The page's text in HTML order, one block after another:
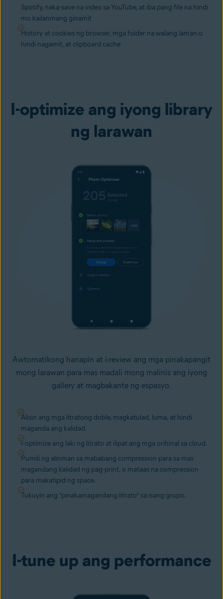
Spotify, naka-save na video sa YouTube, at iba pang file na hindi
mo kailanmang ginamit
History at cookies ng browser, mga folder na walang laman o
hindi nagamit, at clipboard cache
I-optimize ang iyong library
ng larawan
Awtomatikong hanapin at i-review ang mga pinakapangit
mong larawan para mas madali mong malinis ang iyong
gallery at magbakante ng espasyo.
Alisin ang mga litratong doble, magkatulad, luma, at hindi
maganda ang kalidad.
I-optimize ang laki ng litrato at ilipat ang mga orihinal sa cloud.
Pumili ng alinman sa mababang compression para sa mas
magandang kalidad ng pag-print, o mataas na compression
para makatipid ng space.
Tukuyin ang “pinakamagandang litrato” sa isang grupo.
I-tune up ang performance